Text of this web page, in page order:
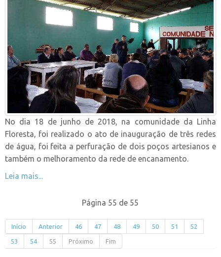
No dia 18 de junho de 2018, na comunidade da Linha
Floresta, foi realizado o ato de inauguração de três redes
de água, foi feita a perfuração de dois poços artesianos e
também o melhoramento da rede de encanamento.
Leia mais...
Página 55 de 55
Início Anterior 46 47 48 49 50 51 52
53 54 55 Próximo Fim